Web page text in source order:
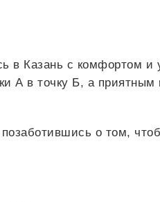
в Казань с комфортом
А в точку Б, а
позаботившись о том,